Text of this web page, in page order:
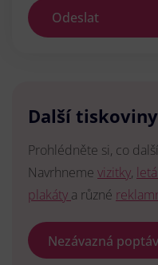
Odeslat
Další
Prohlédněte si, co
Navrhneme vizitky,
plakáty a různé
Nezávazná